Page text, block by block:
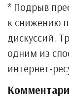
* Подрыв
к снижению
дискуссий.
одним из
интернет-